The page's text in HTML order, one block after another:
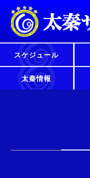
スケジュール
太秦情報